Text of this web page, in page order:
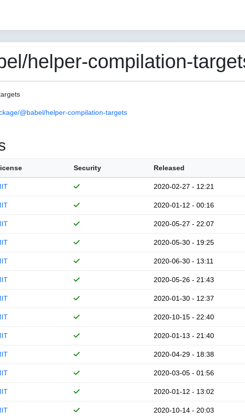
helper-compilation-
@babel/helper-compilation-targets
Security Released
2020-02-27 - 12:21
2020-01-12 - 00:16
2020-05-27 - 22:07
2020-05-30 - 19:25
2020-06-30 - 13:11
2020-05-26 - 21:43
2020-01-30 - 12:37
2020-10-15 - 22:40
2020-01-13 - 21:40
2020-04-29 - 18:38
2020-03-05 - 01:56
2020-01-12 - 13:02
2020-10-14 - 20:03